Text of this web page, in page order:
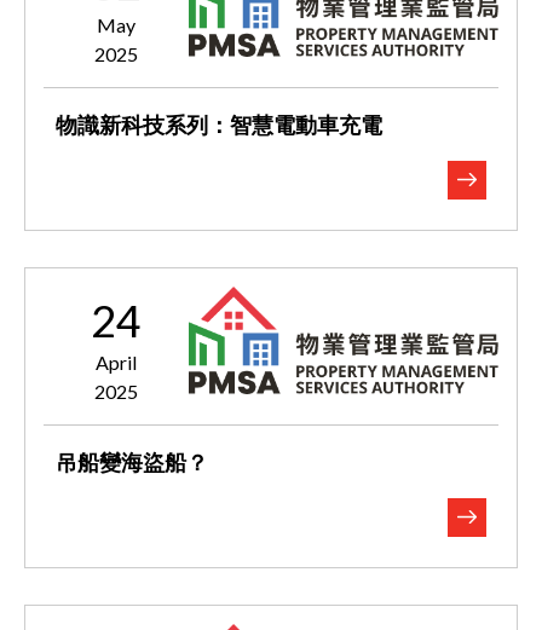
May
2025
物識新科技系列：智慧電動車充電
24
April
2025
吊船變海盜船？